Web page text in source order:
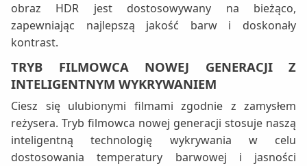
obraz HDR jest dostosowywany na bieżąco,
zapewniając najlepszą jakość barw i doskonały
kontrast.
TRYB FILMOWCA NOWEJ GENERACJI Z
INTELIGENTNYM WYKRYWANIEM
Ciesz się ulubionymi filmami zgodnie z zamysłem
reżysera. Tryb filmowca nowej generacji stosuje naszą
inteligentną technologię wykrywania w celu
dostosowania temperatury barwowej i jasności